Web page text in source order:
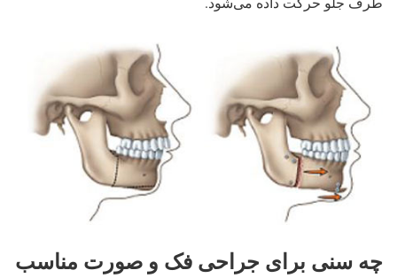
چه سنی برای جراحی فک و صورت مناسب